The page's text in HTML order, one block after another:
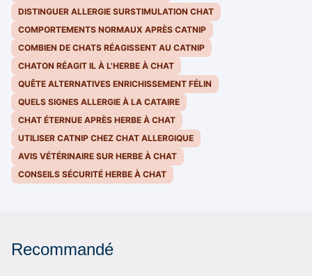
DISTINGUER ALLERGIE SURSTIMULATION CHAT
COMPORTEMENTS NORMAUX APRÈS CATNIP
COMBIEN DE CHATS RÉAGISSENT AU CATNIP
CHATON RÉAGIT IL À L'HERBE À CHAT
QUÊTE ALTERNATIVES ENRICHISSEMENT FÉLIN
QUELS SIGNES ALLERGIE À LA CATAIRE
CHAT ÉTERNUE APRÈS HERBE À CHAT
UTILISER CATNIP CHEZ CHAT ALLERGIQUE
AVIS VÉTÉRINAIRE SUR HERBE À CHAT
CONSEILS SÉCURITÉ HERBE À CHAT
Recommandé